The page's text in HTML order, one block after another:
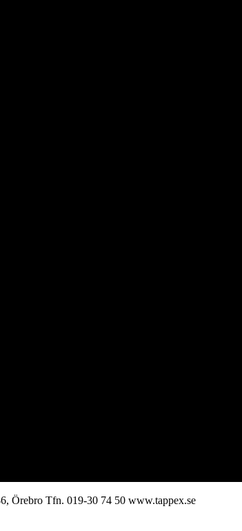
Örebro Tfn. 019-30 74 50 www.tappex.se